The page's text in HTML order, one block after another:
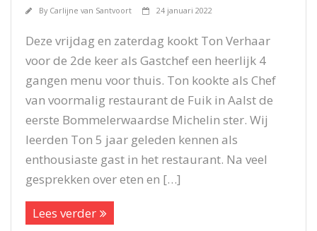
By Carlijne van Santvoort 24 januari 2022
Deze vrijdag en zaterdag kookt Ton Verhaar
voor de 2de keer als Gastchef een heerlijk 4
gangen menu voor thuis. Ton kookte als Chef
van voormalig restaurant de Fuik in Aalst de
eerste Bommelerwaardse Michelin ster. Wij
leerden Ton 5 jaar geleden kennen als
enthousiaste gast in het restaurant. Na veel
gesprekken over eten en […]
Lees verder